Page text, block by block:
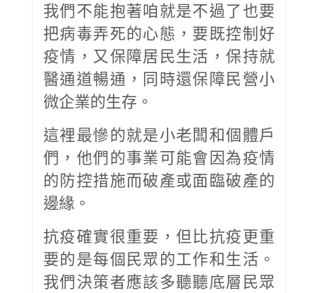
我們不能抱著咱就是不過了也要
把病毒弄死的心態，要既控制好
疫情，又保障居民生活，保持就
醫通道暢通，同時還保障民營小
微企業的生存。
這裡最慘的就是小老闆和個體戶
們，他們的事業可能會因為疫情
的防控措施而破產或面臨破產的
邊緣。
抗疫確實很重要，但比抗疫更重
要的是每個民眾的工作和生活。
我們決策者應該多聽聽底層民眾